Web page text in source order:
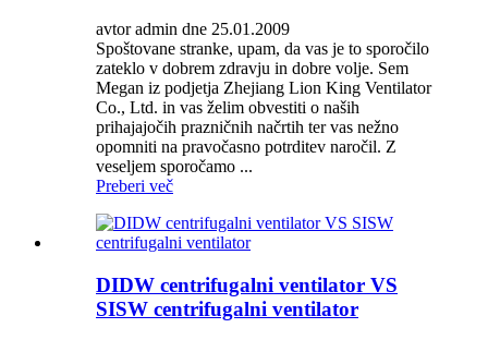
avtor admin dne 25.01.2009
Spoštovane stranke, upam, da vas je to sporočilo
zateklo v dobrem zdravju in dobre volje. Sem
Megan iz podjetja Zhejiang Lion King Ventilator
Co., Ltd. in vas želim obvestiti o naših
prihajajočih prazničnih načrtih ter vas nežno
opomniti na pravočasno potrditev naročil. Z
veseljem sporočamo ...
Preberi več
DIDW centrifugalni ventilator VS
SISW centrifugalni ventilator